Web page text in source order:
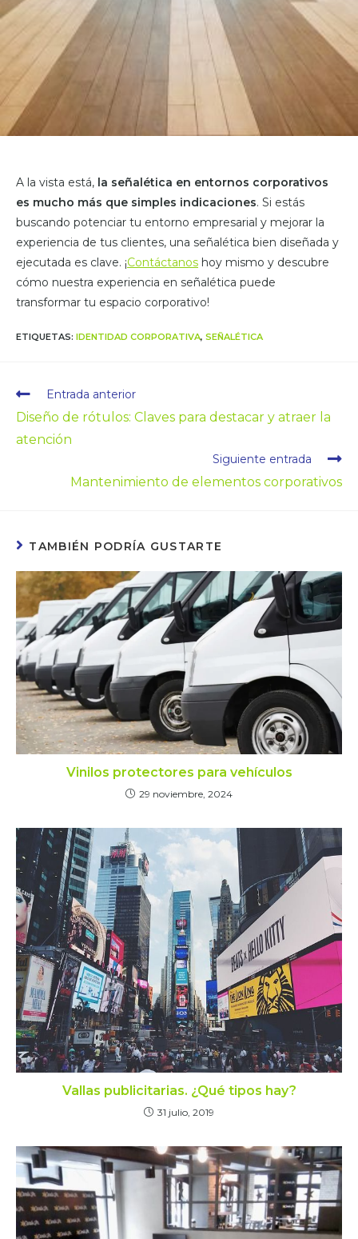
A la vista está, la señalética en entornos corporativos
es mucho más que simples indicaciones. Si estás
buscando potenciar tu entorno empresarial y mejorar la
experiencia de tus clientes, una señalética bien diseñada y
ejecutada es clave. ¡Contáctanos hoy mismo y descubre
cómo nuestra experiencia en señalética puede
transformar tu espacio corporativo!
ETIQUETAS: IDENTIDAD CORPORATIVA, SEÑALÉTICA
Entrada anterior
Diseño de rótulos: Claves para destacar y atraer la
atención
Siguiente entrada
Mantenimiento de elementos corporativos
TAMBIÉN PODRÍA GUSTARTE
Vinilos protectores para vehículos
29 noviembre, 2024
Vallas publicitarias. ¿Qué tipos hay?
31 julio, 2019